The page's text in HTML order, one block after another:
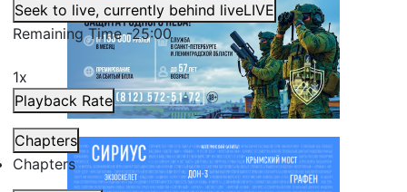
Seek to live, currently behind liveLIVE
Remaining Time-25:00
1x
Playback Rate
Chapters
Chapters